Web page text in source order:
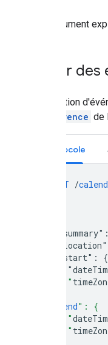
Ce document
Créer
La création
recurrence de
Protocole
POST /
"summary":
"start":
{
    "
end": {
    "
    "